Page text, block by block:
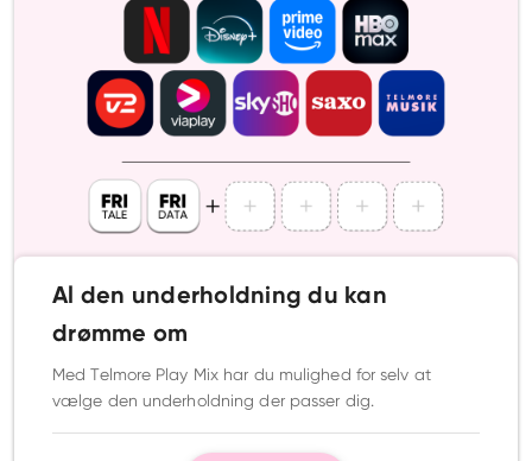
Al den underholdning du kan
drømme om
Med Telmore Play Mix har du mulighed for selv at
vælge den underholdning der passer dig.